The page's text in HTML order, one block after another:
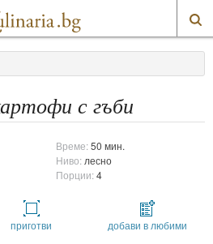
с гъби
Време:50 мин.
Ниво: лесно
Порции:4
приготви добави в любими